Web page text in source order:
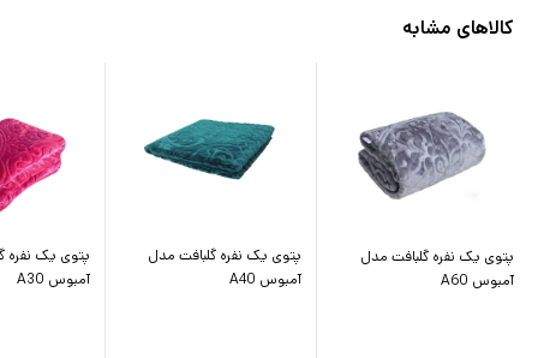
کالاهای مشابه
پتوی یک نفره گلبافت مدل
آمبوس A60
پتوی یک نفره گلبافت مدل
آمبوس A40
پتوی یک نفره
آمبوس A30